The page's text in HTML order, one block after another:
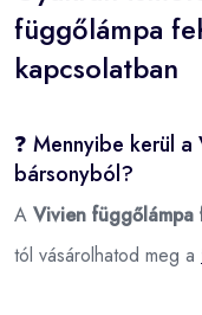
függőlámpa
kapcsolatban
❓ Mennyibe kerül
bársonyból?
A Vivien függőlámpa
tól vásárolhatod meg a